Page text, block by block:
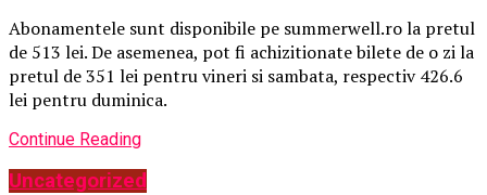
Abonamentele sunt disponibile pe summerwell.ro la pretul
de 513 lei. De asemenea, pot fi achizitionate bilete de o zi la
pretul de 351 lei pentru vineri si sambata, respectiv 426.6
lei pentru duminica.
Continue Reading
Uncategorized